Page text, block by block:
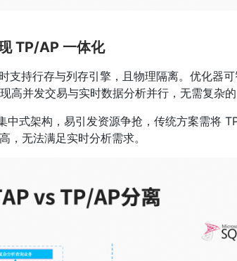
TP/AP 一体化
支持行存与列存引擎，且物理隔离。优化器
高并发交易与实时数据分析并行，无需复杂的
中式架构，易引发资源争抢，传统方案需将
，无法满足实时分析需求。